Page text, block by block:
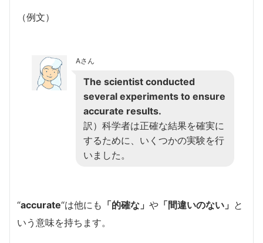
（例文）
Aさん
The scientist conducted
several experiments to ensure
accurate results.
訳）科学者は正確な結果を確実に
するために、いくつかの実験を行
いました。
“accurate“は他にも 「的確な」 や 「間違いのない」 と
いう意味を持ちます。